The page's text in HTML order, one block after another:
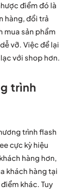
điểm đó là
hàng, đổi trả
mua sản phẩm
vỡ. Việc để lại
với shop hơn.
trình
trình flash
cực kỳ hiệu
hàng hơn,
khách hàng tại
khác. Tuy